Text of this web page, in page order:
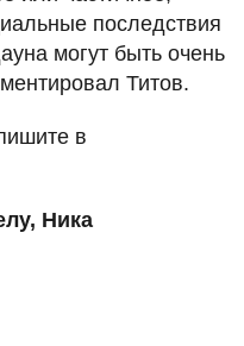
последствия
могут быть очень
Титов.
в
Ника